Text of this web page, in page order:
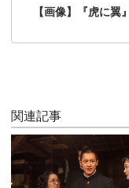
【画像】『虎に
関連記事